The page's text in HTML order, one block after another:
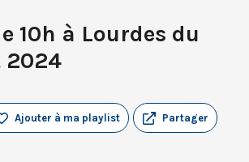
10h à Lourdes du
Partager
Ajouter à ma playlist